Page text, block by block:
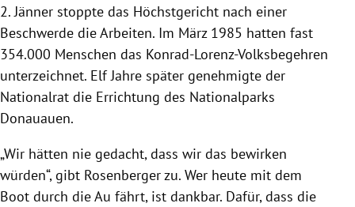
2. Jänner stoppte das Höchstgericht nach einer
Beschwerde die Arbeiten. Im März 1985 hatten fast
354.000 Menschen das Konrad-Lorenz-Volksbegehren
unterzeichnet. Elf Jahre später genehmigte der
Nationalrat die Errichtung des Nationalparks
Donauauen.
„Wir hätten nie gedacht, dass wir das bewirken
würden“, gibt Rosenberger zu. Wer heute mit dem
Boot durch die Au fährt, ist dankbar. Dafür, dass die